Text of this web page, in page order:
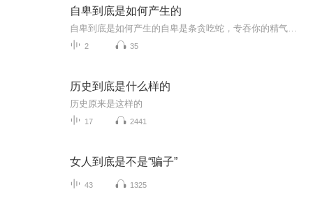
自卑到底是如何产生的
2 35
历史到底是什么样的
历史原来是这样的
17 2441
女人到底是不是“骗子”
43 1325